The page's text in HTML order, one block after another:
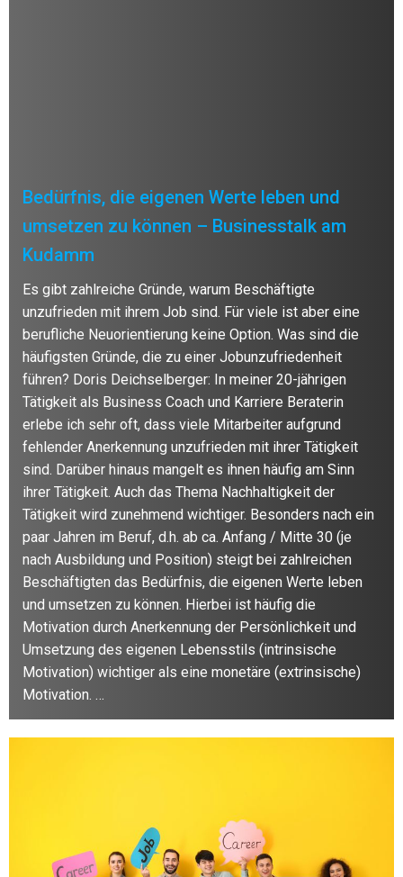
Bedürfnis, die eigenen Werte leben und
umsetzen zu können – Businesstalk am
Kudamm
Es gibt zahlreiche Gründe, warum Beschäftigte
unzufrieden mit ihrem Job sind. Für viele ist aber eine
berufliche Neuorientierung keine Option. Was sind die
häufigsten Gründe, die zu einer Jobunzufriedenheit
führen? Doris Deichselberger: In meiner 20-jährigen
Tätigkeit als Business Coach und Karriere Beraterin
erlebe ich sehr oft, dass viele Mitarbeiter aufgrund
fehlender Anerkennung unzufrieden mit ihrer Tätigkeit
sind. Darüber hinaus mangelt es ihnen häufig am Sinn
ihrer Tätigkeit. Auch das Thema Nachhaltigkeit der
Tätigkeit wird zunehmend wichtiger. Besonders nach ein
paar Jahren im Beruf, d.h. ab ca. Anfang / Mitte 30 (je
nach Ausbildung und Position) steigt bei zahlreichen
Beschäftigten das Bedürfnis, die eigenen Werte leben
und umsetzen zu können. Hierbei ist häufig die
Motivation durch Anerkennung der Persönlichkeit und
Umsetzung des eigenen Lebensstils (intrinsische
Motivation) wichtiger als eine monetäre (extrinsische)
Motivation. …